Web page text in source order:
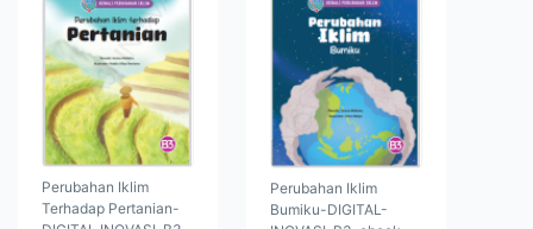
Perubahan Iklim
Terhadap Pertanian-
Perubahan Iklim
Bumiku-DIGITAL-